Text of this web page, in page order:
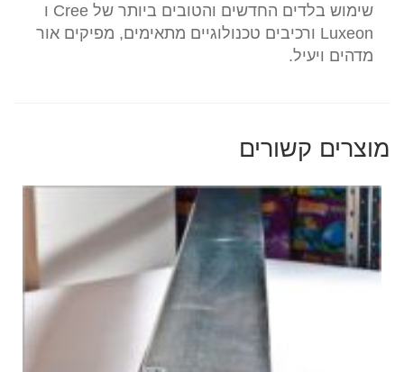
39W
x2
78W
כולל
אור
ירח
שימוש בלדים החדשים והטובים ביותר של Cree ו
Luxeon ורכיבים טכנולוגיים מתאימים, מפיקים אור
מדהים ויעיל.
מוצרים קשורים